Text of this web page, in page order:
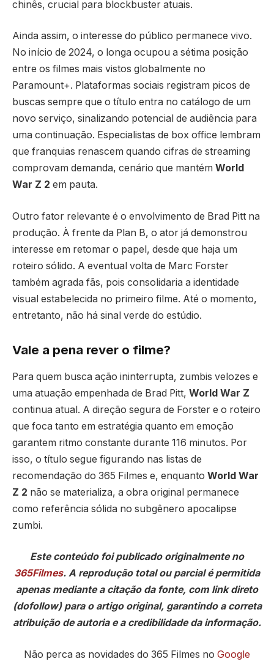
chinês, crucial para blockbuster atuais.
Ainda assim, o interesse do público permanece vivo.
No início de 2024, o longa ocupou a sétima posição
entre os filmes mais vistos globalmente no
Paramount+. Plataformas sociais registram picos de
buscas sempre que o título entra no catálogo de um
novo serviço, sinalizando potencial de audiência para
uma continuação. Especialistas de box office lembram
que franquias renascem quando cifras de streaming
comprovam demanda, cenário que mantém World
War Z 2 em pauta.
Outro fator relevante é o envolvimento de Brad Pitt na
produção. À frente da Plan B, o ator já demonstrou
interesse em retomar o papel, desde que haja um
roteiro sólido. A eventual volta de Marc Forster
também agrada fãs, pois consolidaria a identidade
visual estabelecida no primeiro filme. Até o momento,
entretanto, não há sinal verde do estúdio.
Vale a pena rever o filme?
Para quem busca ação ininterrupta, zumbis velozes e
uma atuação empenhada de Brad Pitt, World War Z
continua atual. A direção segura de Forster e o roteiro
que foca tanto em estratégia quanto em emoção
garantem ritmo constante durante 116 minutos. Por
isso, o título segue figurando nas listas de
recomendação do 365 Filmes e, enquanto World War
Z 2 não se materializa, a obra original permanece
como referência sólida no subgênero apocalipse
zumbi.
Este conteúdo foi publicado originalmente no
365Filmes. A reprodução total ou parcial é permitida
apenas mediante a citação da fonte, com link direto
(dofollow) para o artigo original, garantindo a correta
atribuição de autoria e a credibilidade da informação.
Não perca as novidades do 365 Filmes no Google